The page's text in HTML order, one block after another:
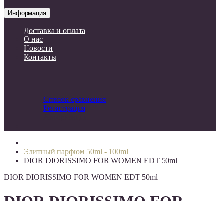
Информация
Доставка и оплата
О нас
Новости
Контакты
Список сравнения
Регистрация
Элитный парфюм 50ml - 100ml
DIOR DIORISSIMO FOR WOMEN EDT 50ml
DIOR DIORISSIMO FOR WOMEN EDT 50ml